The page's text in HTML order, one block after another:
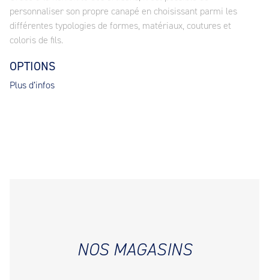
personnaliser son propre canapé en choisissant parmi les
différentes typologies de formes, matériaux, coutures et
coloris de fils.
OPTIONS
Plus d’infos
NOS MAGASINS